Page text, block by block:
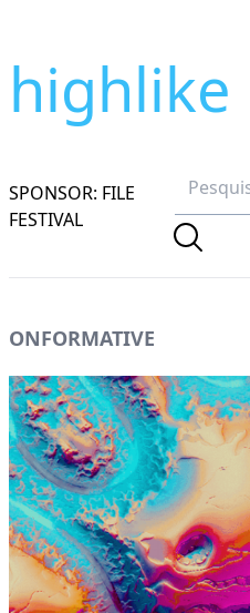
highlike
SPONSOR: FILE
FESTIVAL
ONFORMATIVE